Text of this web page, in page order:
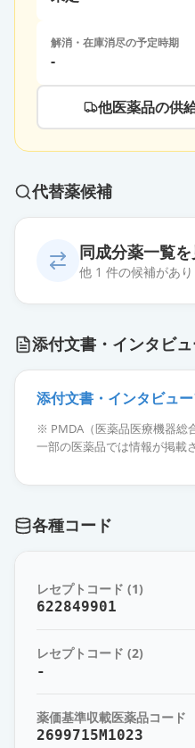
解消・在庫消尽の予定時期
-
他医薬品の供
代替薬候補
同成分薬一覧
他 1 件の候補があ
薬価 145.10 円
添付文書・インタビ
添付文書・インタビュ
※ PMDA（医薬品医療機器総
一部の医薬品では情報が掲載
各種コード
レセプトコード (1)
622849901
レセプトコード (2)
-
薬価基準収載医薬品コード
2699715M1023